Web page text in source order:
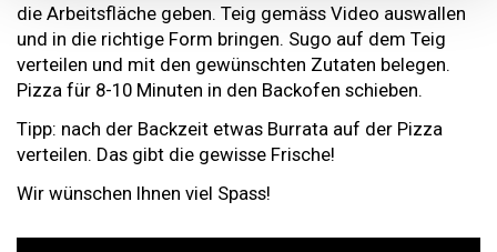
die Arbeitsfläche geben. Teig gemäss Video auswallen
und in die richtige Form bringen. Sugo auf dem Teig
verteilen und mit den gewünschten Zutaten belegen.
Pizza für 8-10 Minuten in den Backofen schieben.
Tipp: nach der Backzeit etwas Burrata auf der Pizza
verteilen. Das gibt die gewisse Frische!
Wir wünschen Ihnen viel Spass!